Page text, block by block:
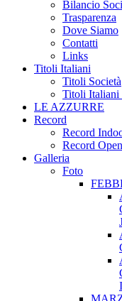
Bilancio
Trasparenza
Dove Siamo
Contatti
Links
Titoli Italiani
Titoli Società
Titoli Italiani
LE AZZURRE
Record
Record
Record Open
Galleria
Foto